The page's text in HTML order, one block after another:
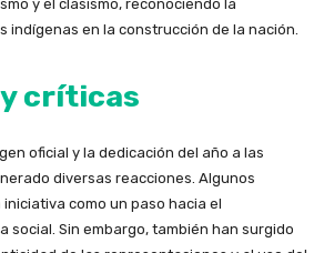
y el clasismo, reconociendo la
indígenas en la construcción de la nación.
críticas
oficial y la dedicación del año a las
diversas reacciones. Algunos
como un paso hacia el
social. Sin embargo, también han surgido